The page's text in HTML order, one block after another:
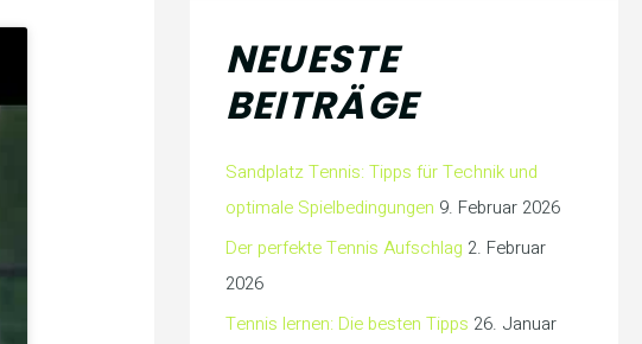
NEUESTE
BEITRÄGE
Sandplatz Tennis: Tipps für Technik und
optimale Spielbedingungen 9. Februar 2026
Der perfekte Tennis Aufschlag 2. Februar
2026
Tennis lernen: Die besten Tipps 26. Januar